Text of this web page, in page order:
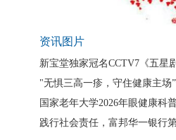
资讯图片
新宝堂独家冠名CCTV7《五星
"无惧三高一疹，守住健康主场
国家老年大学2026年眼健康科
践行社会责任，富邦华一银行